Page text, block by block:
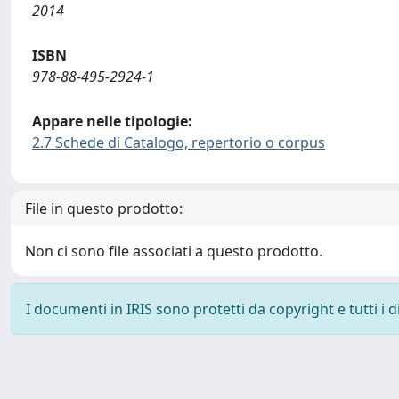
2014
ISBN
978-88-495-2924-1
Appare nelle tipologie:
2.7 Schede di Catalogo, repertorio o corpus
File in questo prodotto:
Non ci sono file associati a questo prodotto.
I documenti in IRIS sono protetti da copyright e tutti i